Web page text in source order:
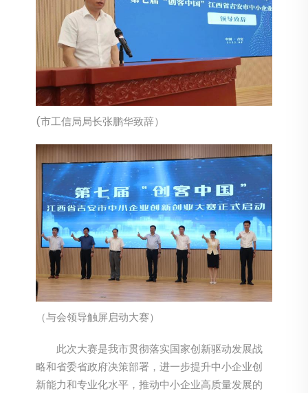
(市工信局局长张鹏华致辞）
（与会领导触屏启动大赛）
此次大赛是我市贯彻落实国家创新驱动发展战
略和省委省政府决策部署，进一步提升中小企业创
新能力和专业化水平，推动中小企业高质量发展的